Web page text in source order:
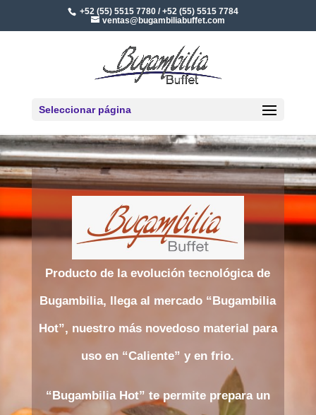
+52 (55) 5515 7780 / +52 (55) 5515 7784
ventas@bugambiliabuffet.com
Seleccionar página
Producto de la evolución tecnológica de
Bugambilia, llega al mercado “Bugambilia
Hot”, nuestro más novedoso material para
uso en “Caliente” y en frio.
“Bugambilia Hot” te permite prepara un